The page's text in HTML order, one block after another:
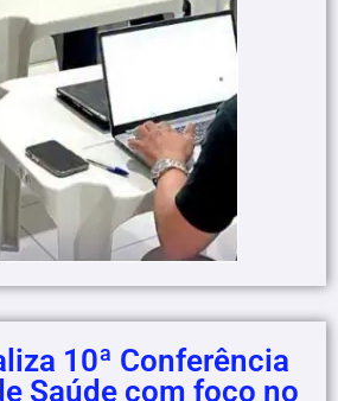
10ª Conferência
Saúde com foco no